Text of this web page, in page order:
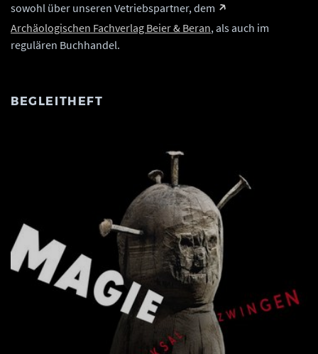
sowohl über unseren Vetriebspartner, dem
Archäologischen Fachverlag Beier & Beran, als auch im
regulären Buchhandel.
BEGLEITHEFT